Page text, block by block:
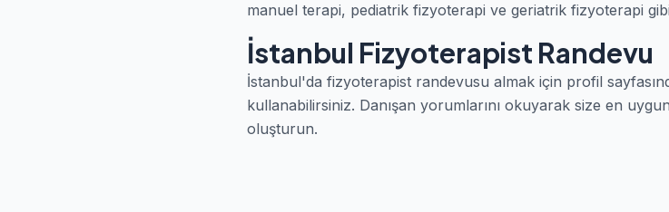
manuel terapi, pediatrik fizyoterapi ve geriatrik fizyoterapi
İstanbul Fizyoterapist Randevu
İstanbul'da fizyoterapist randevusu almak için profil
kullanabilirsiniz. Danışan yorumlarını okuyarak size en
oluşturun.